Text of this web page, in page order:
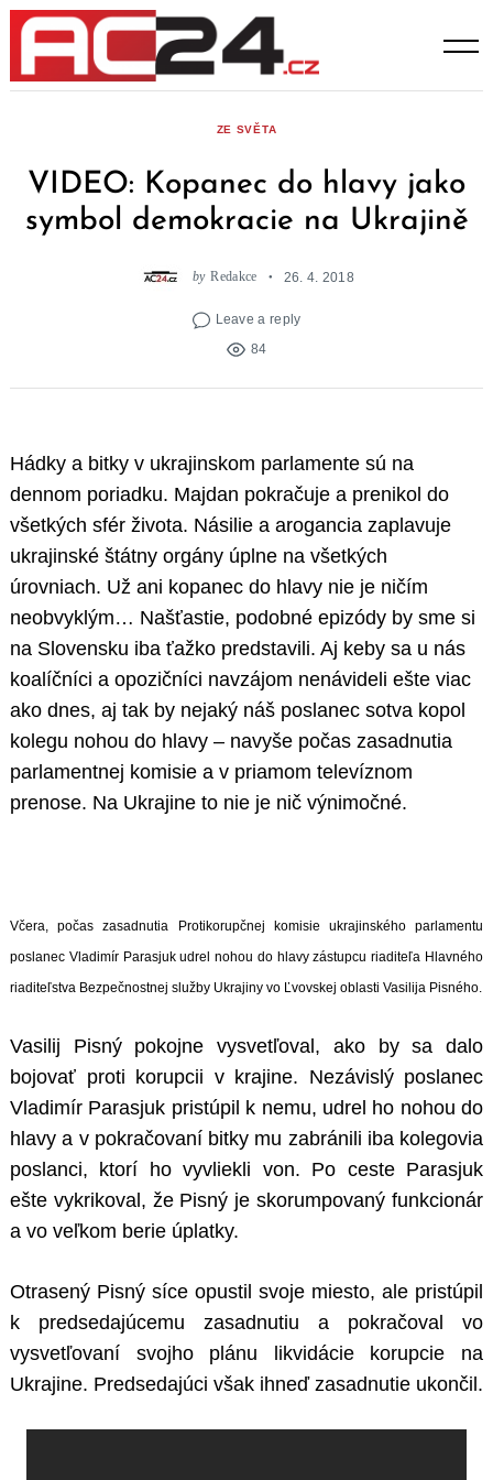
Skip
content
ZE SVĚTA
VIDEO: Kopanec do hlavy jako
symbol demokracie na Ukrajině
by Redakce 26. 4. 2018
Leave a reply
84
Hádky a bitky v ukrajinskom parlamente sú na
dennom poriadku. Majdan pokračuje a prenikol do
všetkých sfér života. Násilie a arogancia zaplavuje
ukrajinské štátny orgány úplne na všetkých
úrovniach. Už ani kopanec do hlavy nie je ničím
neobvyklým… Našťastie, podobné epizódy by sme si
na Slovensku iba ťažko predstavili. Aj keby sa u nás
koalíčníci a opozičníci navzájom nenávideli ešte viac
ako dnes, aj tak by nejaký náš poslanec sotva kopol
kolegu nohou do hlavy – navyše počas zasadnutia
parlamentnej komisie a v priamom televíznom
prenose. Na Ukrajine to nie je nič výnimočné.
Včera, počas zasadnutia Protikorupčnej komisie ukrajinského parlamentu
poslanec Vladimír Parasjuk udrel nohou do hlavy zástupcu riaditeľa Hlavného
riaditeľstva Bezpečnostnej služby Ukrajiny vo Ľvovskej oblasti Vasilija Pisného.
Vasilij Pisný pokojne vysvetľoval, ako by sa dalo
bojovať proti korupcii v krajine. Nezávislý poslanec
Vladimír Parasjuk pristúpil k nemu, udrel ho nohou do
hlavy a v pokračovaní bitky mu zabránili iba kolegovia
poslanci, ktorí ho vyvliekli von. Po ceste Parasjuk
ešte vykrikoval, že Pisný je skorumpovaný funkcionár
a vo veľkom berie úplatky.
Otrasený Pisný síce opustil svoje miesto, ale pristúpil
k predsedajúcemu zasadnutiu a pokračoval vo
vysvetľovaní svojho plánu likvidácie korupcie na
Ukrajine. Predsedajúci však ihneď zasadnutie ukončil.